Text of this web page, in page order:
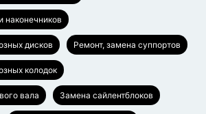
наконечников
дисков Ремонт, замена суппортов
колодок
вала Замена сайлентблоков